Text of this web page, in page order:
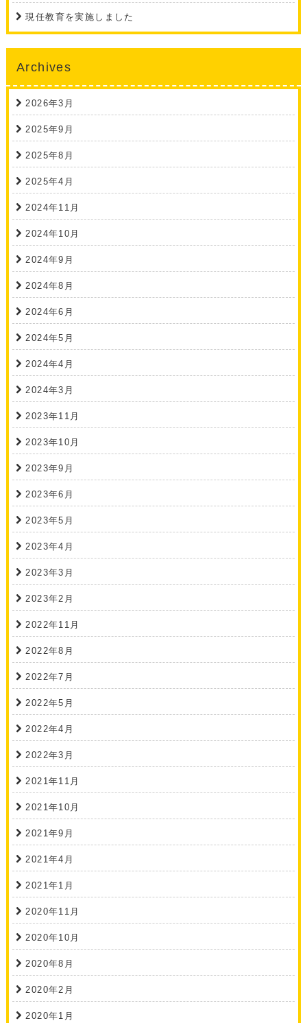
現任教育を実施しました
Archives
2026年3月
2025年9月
2025年8月
2025年4月
2024年11月
2024年10月
2024年9月
2024年8月
2024年6月
2024年5月
2024年4月
2024年3月
2023年11月
2023年10月
2023年9月
2023年6月
2023年5月
2023年4月
2023年3月
2023年2月
2022年11月
2022年8月
2022年7月
2022年5月
2022年4月
2022年3月
2021年11月
2021年10月
2021年9月
2021年4月
2021年1月
2020年11月
2020年10月
2020年8月
2020年2月
2020年1月